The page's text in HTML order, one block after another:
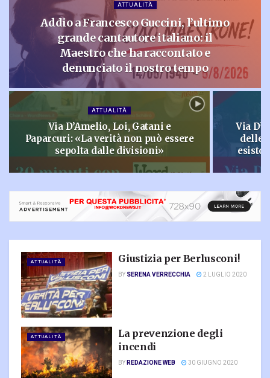
ATTUALITÀ
Addio a Francesco Guccini, l’ultimo
grande cantautore italiano: il
Maestro che ha raccontato e
denunciato il nostro tempo
ATTUALITÀ
Via D’Amelio, Loi, Gatani e
Paparcuri: «La verità non può essere
sepolta dalle divisioni»
Via
delle
ATTUALITÀ Giustizia per Berlusconi!
BY SERENA VERRECCHIA 2 LUGLIO 2020
ATTUALITÀ
La prevenzione degli
incendi
BYREDAZIONE WEB 30 GIUGNO 2020